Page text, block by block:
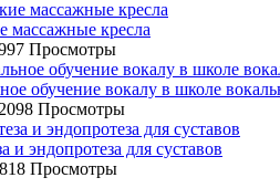
массажные кресла
Просмотры
обучение вокалу в школе
Просмотры
и эндопротеза для суставов
Просмотры